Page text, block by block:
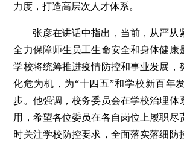
力度，打造高层次人才体系。
张彦在讲话中指出，当前，从严从
全力保障师生员工生命安全和身体健康
学校将统筹推进疫情防控和事业发展，
化危为机，为“十四五”和学校新百年
步。他强调，校务委员会在学校治理体
用，希望各位委员在各自岗位上履职尽
时关注学校防控要求，全面落实落细防